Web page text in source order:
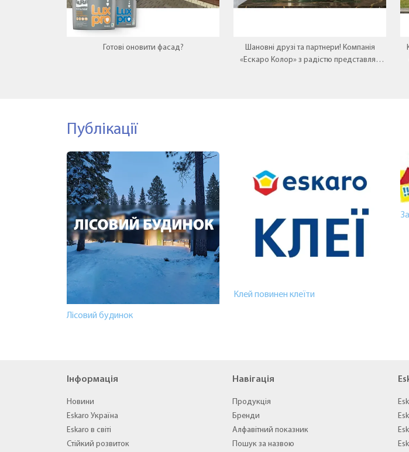
Готові оновити фасад?
Шановні друзі та партнери! Компанія
«Ескаро Колор» з радістю представляє
Публікації
Лісовий будинок
Клей повинен клеїти
Інформація
Новини
Eskaro Україна
Eskaro в світі
Стійкий розвиток
Навігація
Продукція
Бренди
Алфавітний показник
Пошук за назвою